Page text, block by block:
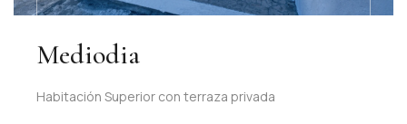
Mediodia
Habitación Superior con terraza privada